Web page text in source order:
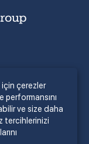
çerezler
performansını
ve size daha
tercihlerinizi